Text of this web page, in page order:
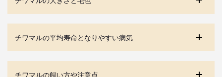
チワマルの平均寿命となりやすい病気
チワマルの飼い方や注意点